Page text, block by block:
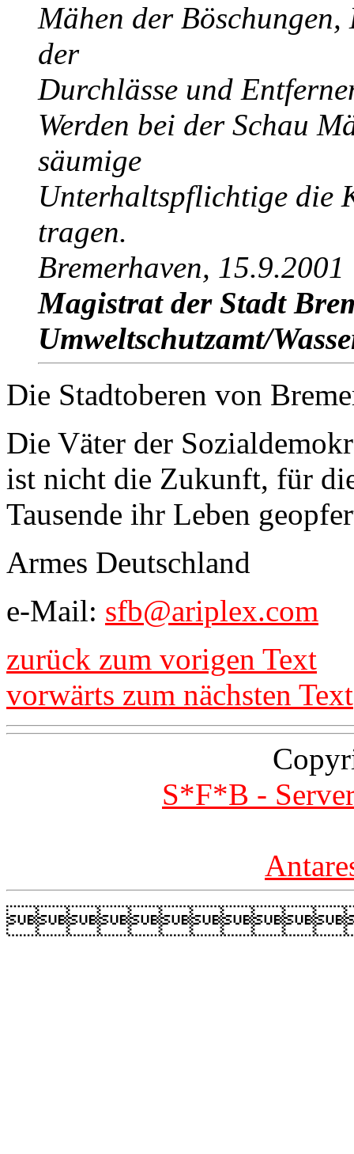
Mähen der
der
Durchlässe und
Werden bei der Schau
säumige
Unterhaltspflichtige die
tragen.
Bremerhaven, 15.9.2001
Magistrat der Stadt
Umweltschutzamt/
Die Stadtoberen von
Die Väter der
ist nicht die Zukunft, für
Tausende ihr Leben
Armes Deutschland
e-Mail: sfb@ariplex.com
zurück zum vorigen Text
vorwärts zum nächsten Text
S*F*B -